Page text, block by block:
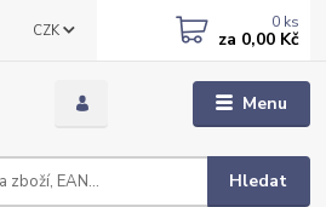
Menu
CZK
Hledat
0 ks
za 0,00 Kč